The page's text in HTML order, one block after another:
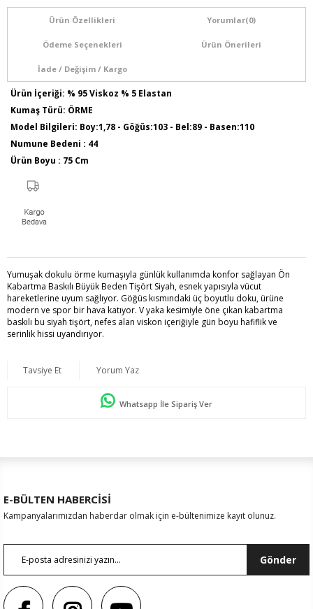
Ürün Özellikleri Yorumlar(0)
Ödeme Seçenekleri Ürün Önerileri
İade / Değişim / Kargo
Ürün İçeriği: % 95 Viskoz % 5 Elastan
Kumaş Türü: ÖRME
Model Bilgileri: Boy:1,78 - Göğüs:103 - Bel:89 - Basen:110
Numune Bedeni : 44
Ürün Boyu : 75 Cm
Yumuşak dokulu örme kumaşıyla günlük kullanımda konfor sağlayan Ön
Kabartma Baskılı Büyük Beden Tişört Siyah, esnek yapısıyla vücut
hareketlerine uyum sağlıyor. Göğüs kısmındaki üç boyutlu doku, ürüne
modern ve spor bir hava katıyor. V yaka kesimiyle öne çıkan kabartma
baskılı bu siyah tişört, nefes alan viskon içeriğiyle gün boyu hafiflik ve
serinlik hissi uyandırıyor.
Tavsiye Et Yorum Yaz
Whatsapp İle Sipariş Ver
E-BÜLTEN HABERCİSİ
Kampanyalarımızdan haberdar olmak için e-bültenimize kayıt olunuz.
Gönder